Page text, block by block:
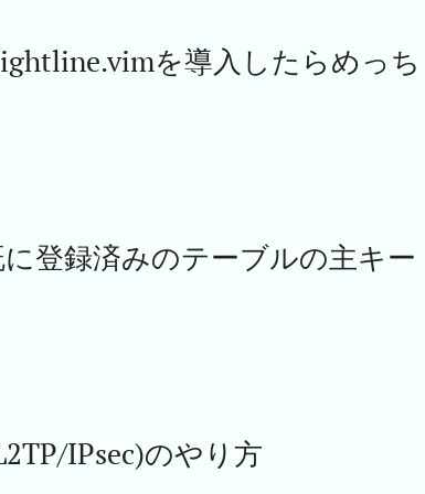
を導入したらめっち
に登録済みのテーブルの主キー
IPsec)のやり方